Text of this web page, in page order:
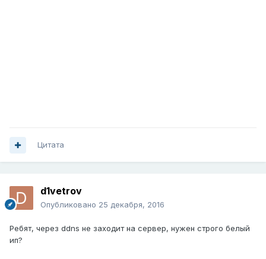
Цитата
d1vetrov
Опубликовано 25 декабря, 2016
Ребят, через ddns не заходит на сервер, нужен строго белый
ип?